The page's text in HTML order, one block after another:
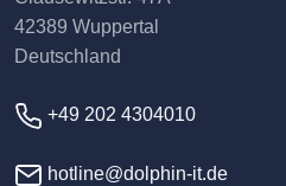
42389 Wuppertal
Deutschland
+49 202 4304010
hotline@dolphin-it.de